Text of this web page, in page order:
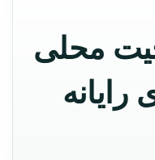
محلی
رایانه